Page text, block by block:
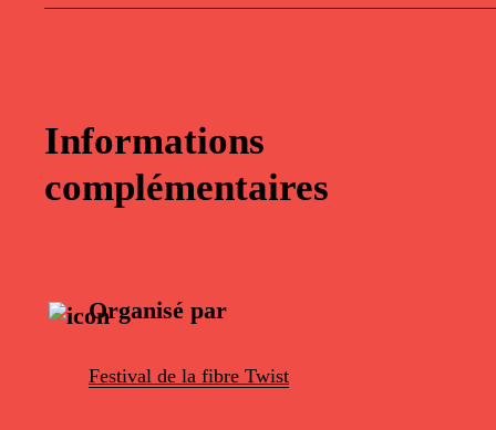
Informations
complémentaires
Organisé par
Festival de la fibre Twist